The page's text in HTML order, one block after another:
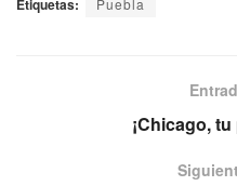
Etiquetas: Puebla
¡Chicago,